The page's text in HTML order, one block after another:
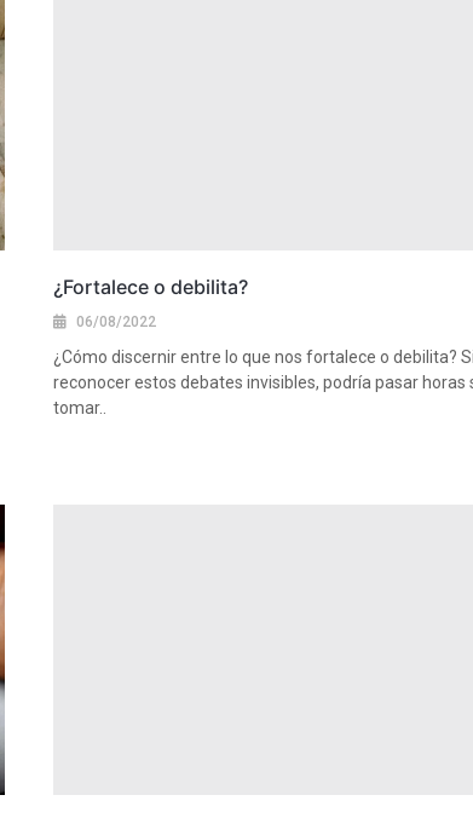
¿Fortalece o debilita?
06/08/2022
¿Cómo discernir entre lo que nos fortalece o debilita?
reconocer estos debates invisibles, podría pasar horas
tomar..